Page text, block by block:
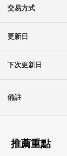
交易方式
更新日
下次更新日
備註
推薦重點